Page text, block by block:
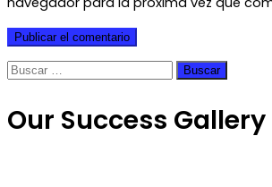
Buscar:
Our Success Gallery